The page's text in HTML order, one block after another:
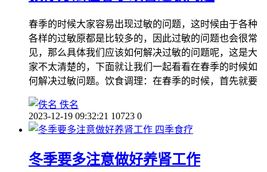
春季的时候大家容易出现过敏的问题，这时候由于各种
各样的过敏原都是比较多的，因此过敏的问题也会很常
见，那么具体我们应该如何解决过敏的问题呢，这是大
家不太清楚的，下面就让我们一起看看在春季的时候如
何解决过敏问题。饮食调理：在春季的时候，首先就要
佚名
2023-12-19 09:32:21 10723 0
四季食疗
冬季要多注意做好养肾工作